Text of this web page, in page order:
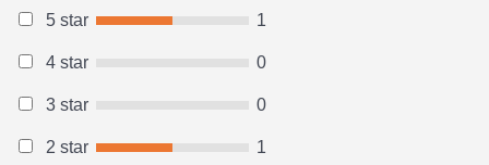
5 star 1
4 star 0
3 star 0
2 star 1